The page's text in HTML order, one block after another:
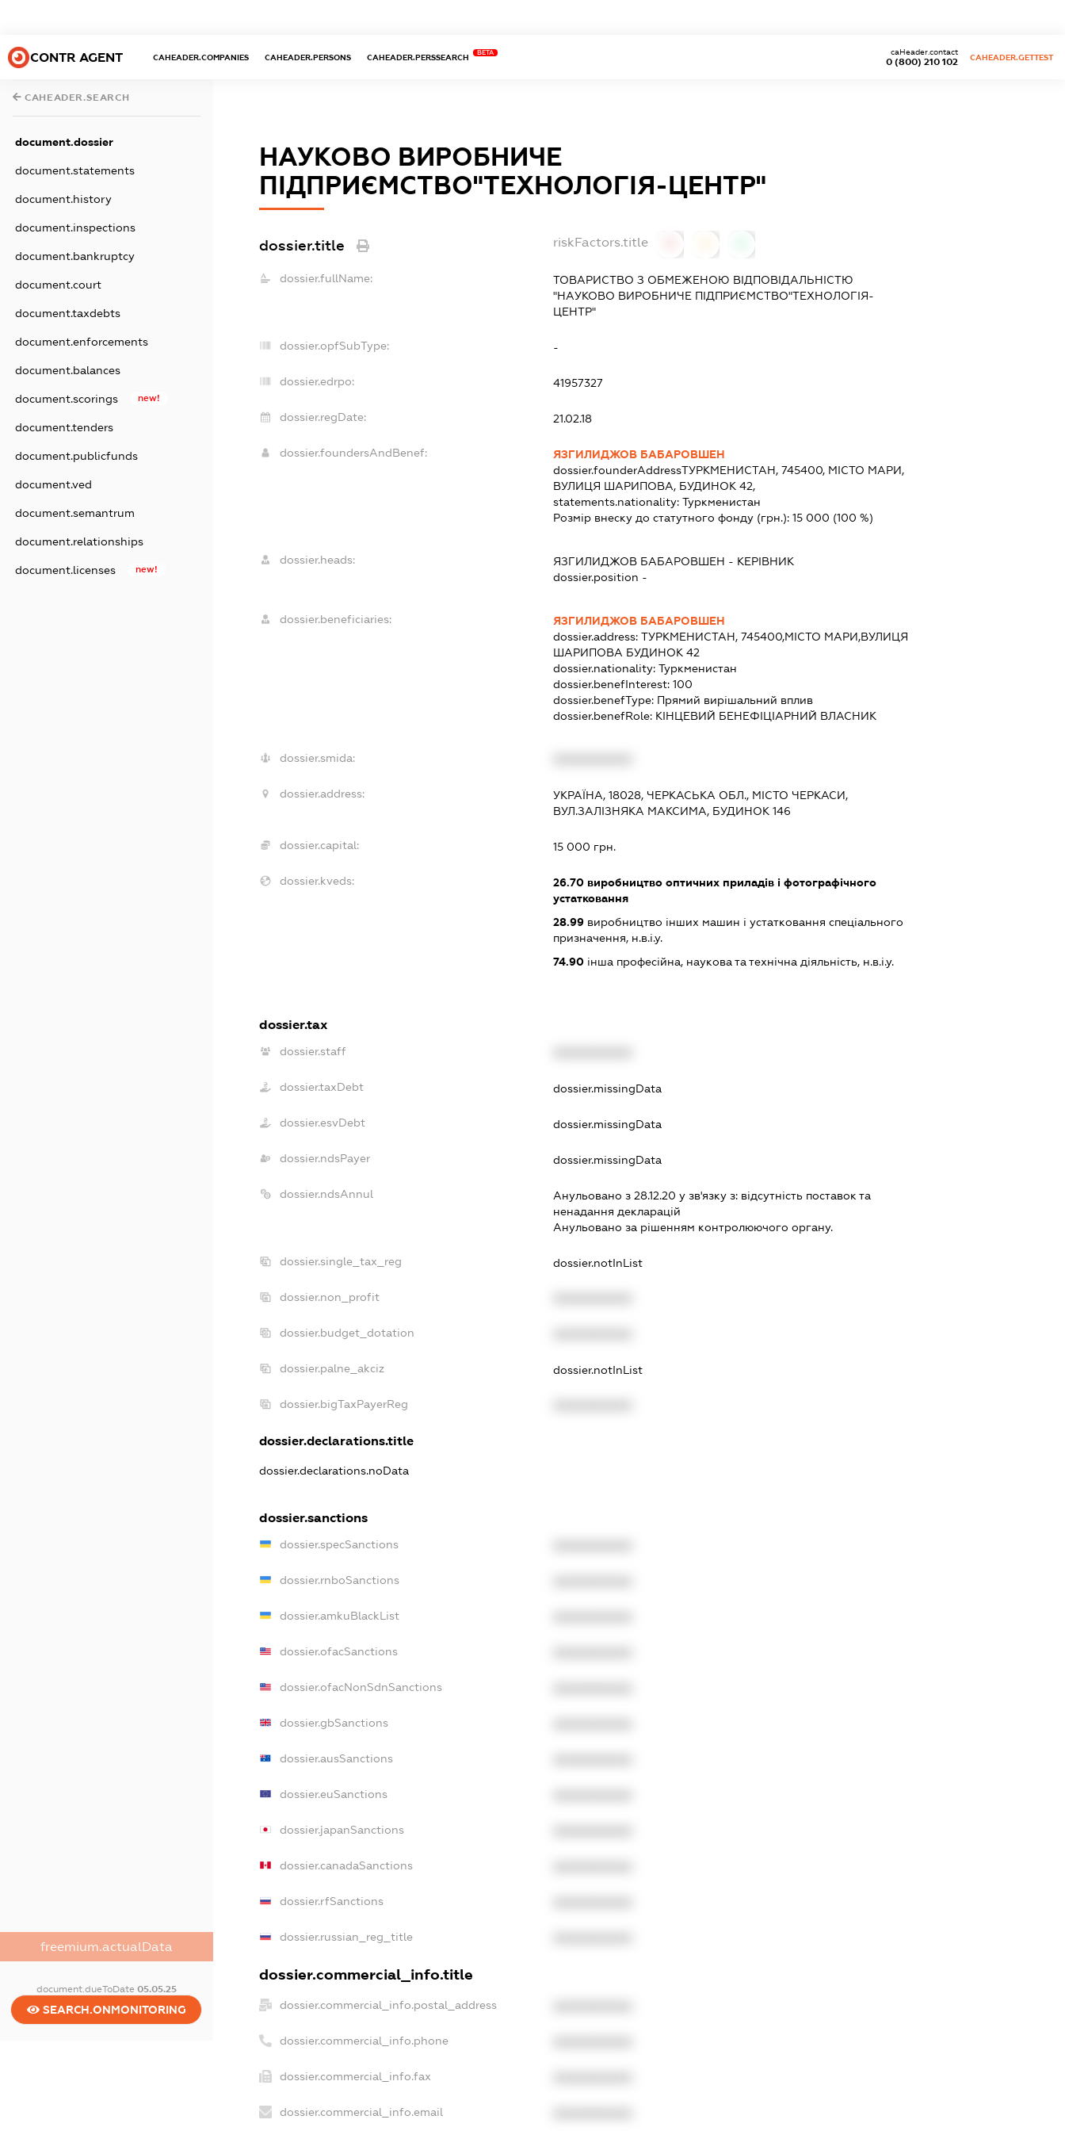
CONTR AGENT CAHEADER.COMPANIES CAHEADER.PERSONS CAHEADER.PERSSEARCH
BETA
0 (800) 210 102
caHeader.contact
CAHEADER.GETTEST
CAHEADER.SEARCH
document.dossier
document.statements
document.history
document.inspections
document.bankruptcy
document.court
document.taxdebts
document.enforcements
document.balances
document.scorings new!
document.tenders
document.publicfunds
document.ved
document.semantrum
document.relationships
document.licenses new!
freemium.actualData
document.dueToDate 05.05.25
SEARCH.ONMONITORING
НАУКОВО ВИРОБНИЧЕ
ПІДПРИЄМСТВО"ТЕХНОЛОГІЯ-ЦЕНТР"
dossier.title riskFactors.title
dossier.fullName:
ТОВАРИСТВО З ОБМЕЖЕНОЮ ВІДПОВІДАЛЬНІСТЮ
"НАУКОВО ВИРОБНИЧЕ ПІДПРИЄМСТВО"ТЕХНОЛОГІЯ-
ЦЕНТР"
dossier.opfSubType: -
dossier.edrpo: 41957327
dossier.regDate: 21.02.18
dossier.foundersAndBenef:
ЯЗГИЛИДЖОВ БАБАРОВШЕН
dossier.founderAddressТУРКМЕНИСТАН, 745400, МІСТО МАРИ,
ВУЛИЦЯ ШАРИПОВА, БУДИНОК 42,
statements.nationality: Туркменистан
Розмір внеску до статутного фонду (грн.): 15 000 (100 %)
dossier.heads: ЯЗГИЛИДЖОВ БАБАРОВШЕН - КЕРІВНИК
dossier.position -
dossier.beneficiaries:
ЯЗГИЛИДЖОВ БАБАРОВШЕН
dossier.address: ТУРКМЕНИСТАН, 745400,МІСТО МАРИ,ВУЛИЦЯ
ШАРИПОВА БУДИНОК 42
dossier.nationality: Туркменистан
dossier.benefInterest: 100
dossier.benefType: Прямий вирішальний вплив
dossier.benefRole: КІНЦЕВИЙ БЕНЕФІЦІАРНИЙ ВЛАСНИК
dossier.smida:
dossier.address:
УКРАЇНА, 18028, ЧЕРКАСЬКА ОБЛ., МІСТО ЧЕРКАСИ,
ВУЛ.ЗАЛІЗНЯКА МАКСИМА, БУДИНОК 146
dossier.capital: 15 000 грн.
dossier.kveds: 26.70виробництво оптичних приладів і фотографічного
устатковання
28.99виробництво інших машин і устатковання спеціального
призначення, н.в.і.у.
74.90інша професійна, наукова та технічна діяльність, н.в.і.у.
dossier.tax
dossier.staff
dossier.taxDebt dossier.missingData
dossier.esvDebt dossier.missingData
dossier.ndsPayer dossier.missingData
dossier.ndsAnnul Анульовано з 28.12.20 у зв'язку з: вiдсутнiсть поставок та
ненадання декларацiй
Анульовано за рiшенням контролюючого органу.
dossier.single_tax_reg dossier.notInList
dossier.non_profit
dossier.budget_dotation
dossier.palne_akciz dossier.notInList
dossier.bigTaxPayerReg
dossier.declarations.title
dossier.declarations.noData
dossier.sanctions
dossier.specSanctions
dossier.rnboSanctions
dossier.amkuBlackList
dossier.ofacSanctions
dossier.ofacNonSdnSanctions
dossier.gbSanctions
dossier.ausSanctions
dossier.euSanctions
dossier.japanSanctions
dossier.canadaSanctions
dossier.rfSanctions
dossier.russian_reg_title
dossier.commercial_info.title
dossier.commercial_info.postal_address
dossier.commercial_info.phone
dossier.commercial_info.fax
dossier.commercial_info.email